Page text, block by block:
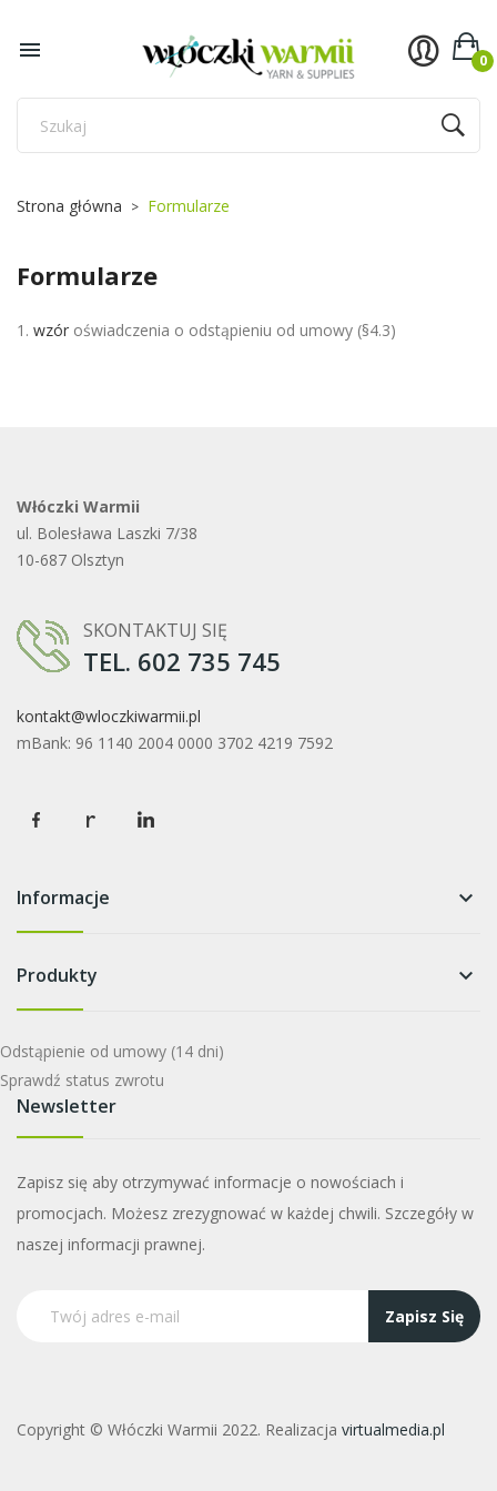
 0
Strona główna Formularze
Formularze
1. wzór oświadczenia o odstąpieniu od umowy (§4.3)
Włóczki Warmii
ul. Bolesława Laszki 7/38
10-687 Olsztyn
SKONTAKTUJ SIĘ
TEL. 602 735 745
kontakt@wloczkiwarmii.pl
mBank: 96 1140 2004 0000 3702 4219 7592
Informacje keyboard_arrow_down
Produkty keyboard_arrow_down
Odstąpienie od umowy (14 dni)
Sprawdź status zwrotu
Newsletter
Zapisz się aby otrzymywać informacje o nowościach i
promocjach. Możesz zrezygnować w każdej chwili. Szczegóły w
naszej informacji prawnej.
Zapisz Się
Copyright © Włóczki Warmii 2022. Realizacja virtualmedia.pl